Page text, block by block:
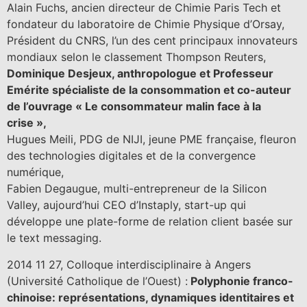
Alain Fuchs, ancien directeur de Chimie Paris Tech et
fondateur du laboratoire de Chimie Physique d’Orsay,
Président du CNRS, l’un des cent principaux innovateurs
mondiaux selon le classement Thompson Reuters,
Dominique Desjeux, anthropologue et Professeur
Emérite spécialiste de la consommation et co-auteur
de l’ouvrage « Le consommateur malin face à la
crise »,
Hugues Meili, PDG de NIJI, jeune PME française, fleuron
des technologies digitales et de la convergence
numérique,
Fabien Degaugue, multi-entrepreneur de la Silicon
Valley, aujourd’hui CEO d’Instaply, start-up qui
développe une plate-forme de relation client basée sur
le text messaging.
2014 11 27, Colloque interdisciplinaire à Angers
(Université Catholique de l’Ouest) : Polyphonie franco-
chinoise: représentations, dynamiques identitaires et